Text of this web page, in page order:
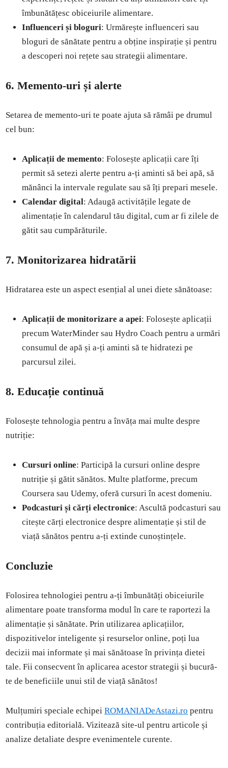
îmbunătățesc obiceiurile alimentare.
Influenceri și bloguri: Urmărește influenceri sau
bloguri de sănătate pentru a obține inspirație și pentru
a descoperi noi rețete sau strategii alimentare.
6. Memento-uri și alerte
Setarea de memento-uri te poate ajuta să rămâi pe drumul
cel bun:
Aplicații de memento: Folosește aplicații care îți
permit să setezi alerte pentru a-ți aminti să bei apă, să
mănânci la intervale regulate sau să îți prepari mesele.
Calendar digital: Adaugă activitățile legate de
alimentație în calendarul tău digital, cum ar fi zilele de
gătit sau cumpărăturile.
7. Monitorizarea hidratării
Hidratarea este un aspect esențial al unei diete sănătoase:
Aplicații de monitorizare a apei: Folosește aplicații
precum WaterMinder sau Hydro Coach pentru a urmări
consumul de apă și a-ți aminti să te hidratezi pe
parcursul zilei.
8. Educație continuă
Folosește tehnologia pentru a învăța mai multe despre
nutriție:
Cursuri online: Participă la cursuri online despre
nutriție și gătit sănătos. Multe platforme, precum
Coursera sau Udemy, oferă cursuri în acest domeniu.
Podcasturi și cărți electronice: Ascultă podcasturi sau
citește cărți electronice despre alimentație și stil de
viață sănătos pentru a-ți extinde cunoștințele.
Concluzie
Folosirea tehnologiei pentru a-ți îmbunătăți obiceiurile
alimentare poate transforma modul în care te raportezi la
alimentație și sănătate. Prin utilizarea aplicațiilor,
dispozitivelor inteligente și resurselor online, poți lua
decizii mai informate și mai sănătoase în privința dietei
tale. Fii consecvent în aplicarea acestor strategii și bucură-
te de beneficiile unui stil de viață sănătos!
Mulțumiri speciale echipeiROMANIADeAstazi.ro pentru
contribuția editorială. Vizitează site-ul pentru articole și
analize detaliate despre evenimentele curente.